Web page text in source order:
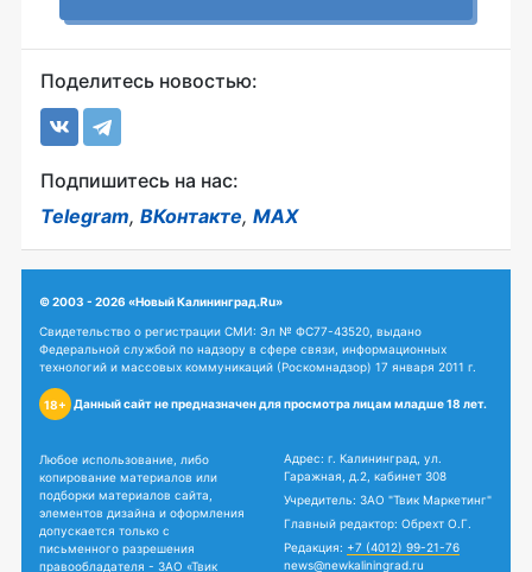
Поделитесь новостью:
Подпишитесь на нас:
Telegram, ВКонтакте, MAX
© 2003 - 2026 «Новый Калининград.Ru»
Свидетельство о регистрации СМИ: Эл № ФС77-43520, выдано
Федеральной службой по надзору в сфере связи, информационных
технологий и массовых коммуникаций (Роскомнадзор) 17 января 2011 г.
18+ Данный сайт не предназначен для просмотра лицам младше 18 лет.
Любое использование, либо
копирование материалов или
подборки материалов сайта,
элементов дизайна и оформления
допускается только с
письменного разрешения
правообладателя - ЗАО «Твик
Адрес: г. Калининград, ул.
Гаражная, д.2, кабинет 308
Учредитель: ЗАО "Твик Маркетинг"
Главный редактор: Обрехт О.Г.
Редакция: +7 (4012) 99-21-76
news@newkaliningrad.ru